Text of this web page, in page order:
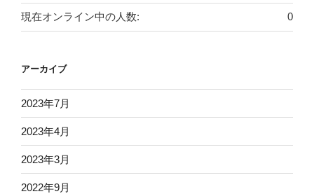
0
現在オンライン中の人数:
アーカイブ
2023年7月
2023年4月
2023年3月
2022年9月